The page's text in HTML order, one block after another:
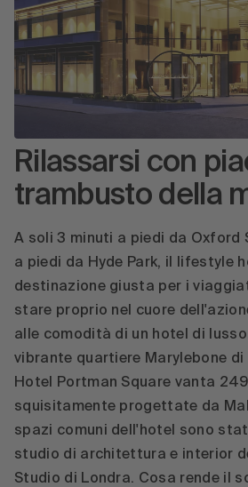
Rilassarsi con
trambusto della
A soli 3 minuti a piedi da Oxford
a piedi da Hyde Park, il lifestyle
destinazione giusta per i
stare proprio nel cuore
alle comodità di un hotel di
vibrante quartiere Marylebone di
Hotel Portman Square vanta
squisitamente progettate da
spazi comuni dell'hotel sono
studio di architettura e interior
Studio di Londra. Cosa rende il